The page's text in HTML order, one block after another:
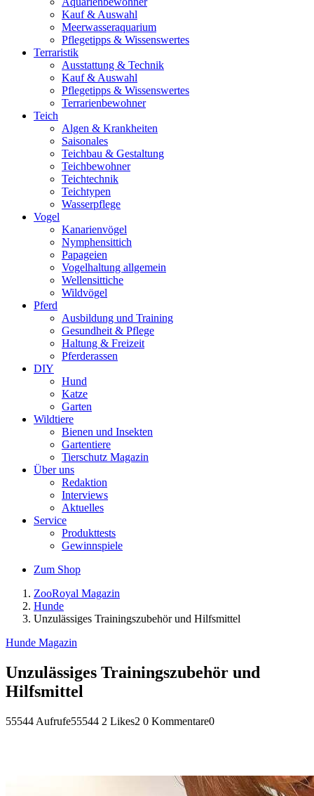
Kauf & Auswahl
Meerwasseraquarium
Pflegetipps & Wissenswertes
Terraristik
Ausstattung & Technik
Kauf & Auswahl
Pflegetipps & Wissenswertes
Terrarienbewohner
Teich
Algen & Krankheiten
Saisonales
Teichbau & Gestaltung
Teichbewohner
Teichtechnik
Teichtypen
Wasserpflege
Vogel
Kanarienvögel
Nymphensittich
Papageien
Vogelhaltung allgemein
Wellensittiche
Wildvögel
Pferd
Ausbildung und Training
Gesundheit & Pflege
Haltung & Freizeit
Pferderassen
DIY
Hund
Katze
Garten
Wildtiere
Bienen und Insekten
Gartentiere
Tierschutz Magazin
Über uns
Redaktion
Interviews
Aktuelles
Service
Produkttests
Gewinnspiele
Zum Shop
ZooRoyal Magazin
Hunde
Unzulässiges Trainingszubehör und Hilfsmittel
Hunde Magazin
Unzulässiges Trainingszubehör und
Hilfsmittel
55544 Aufrufe55544 2 Likes2 0 Kommentare0